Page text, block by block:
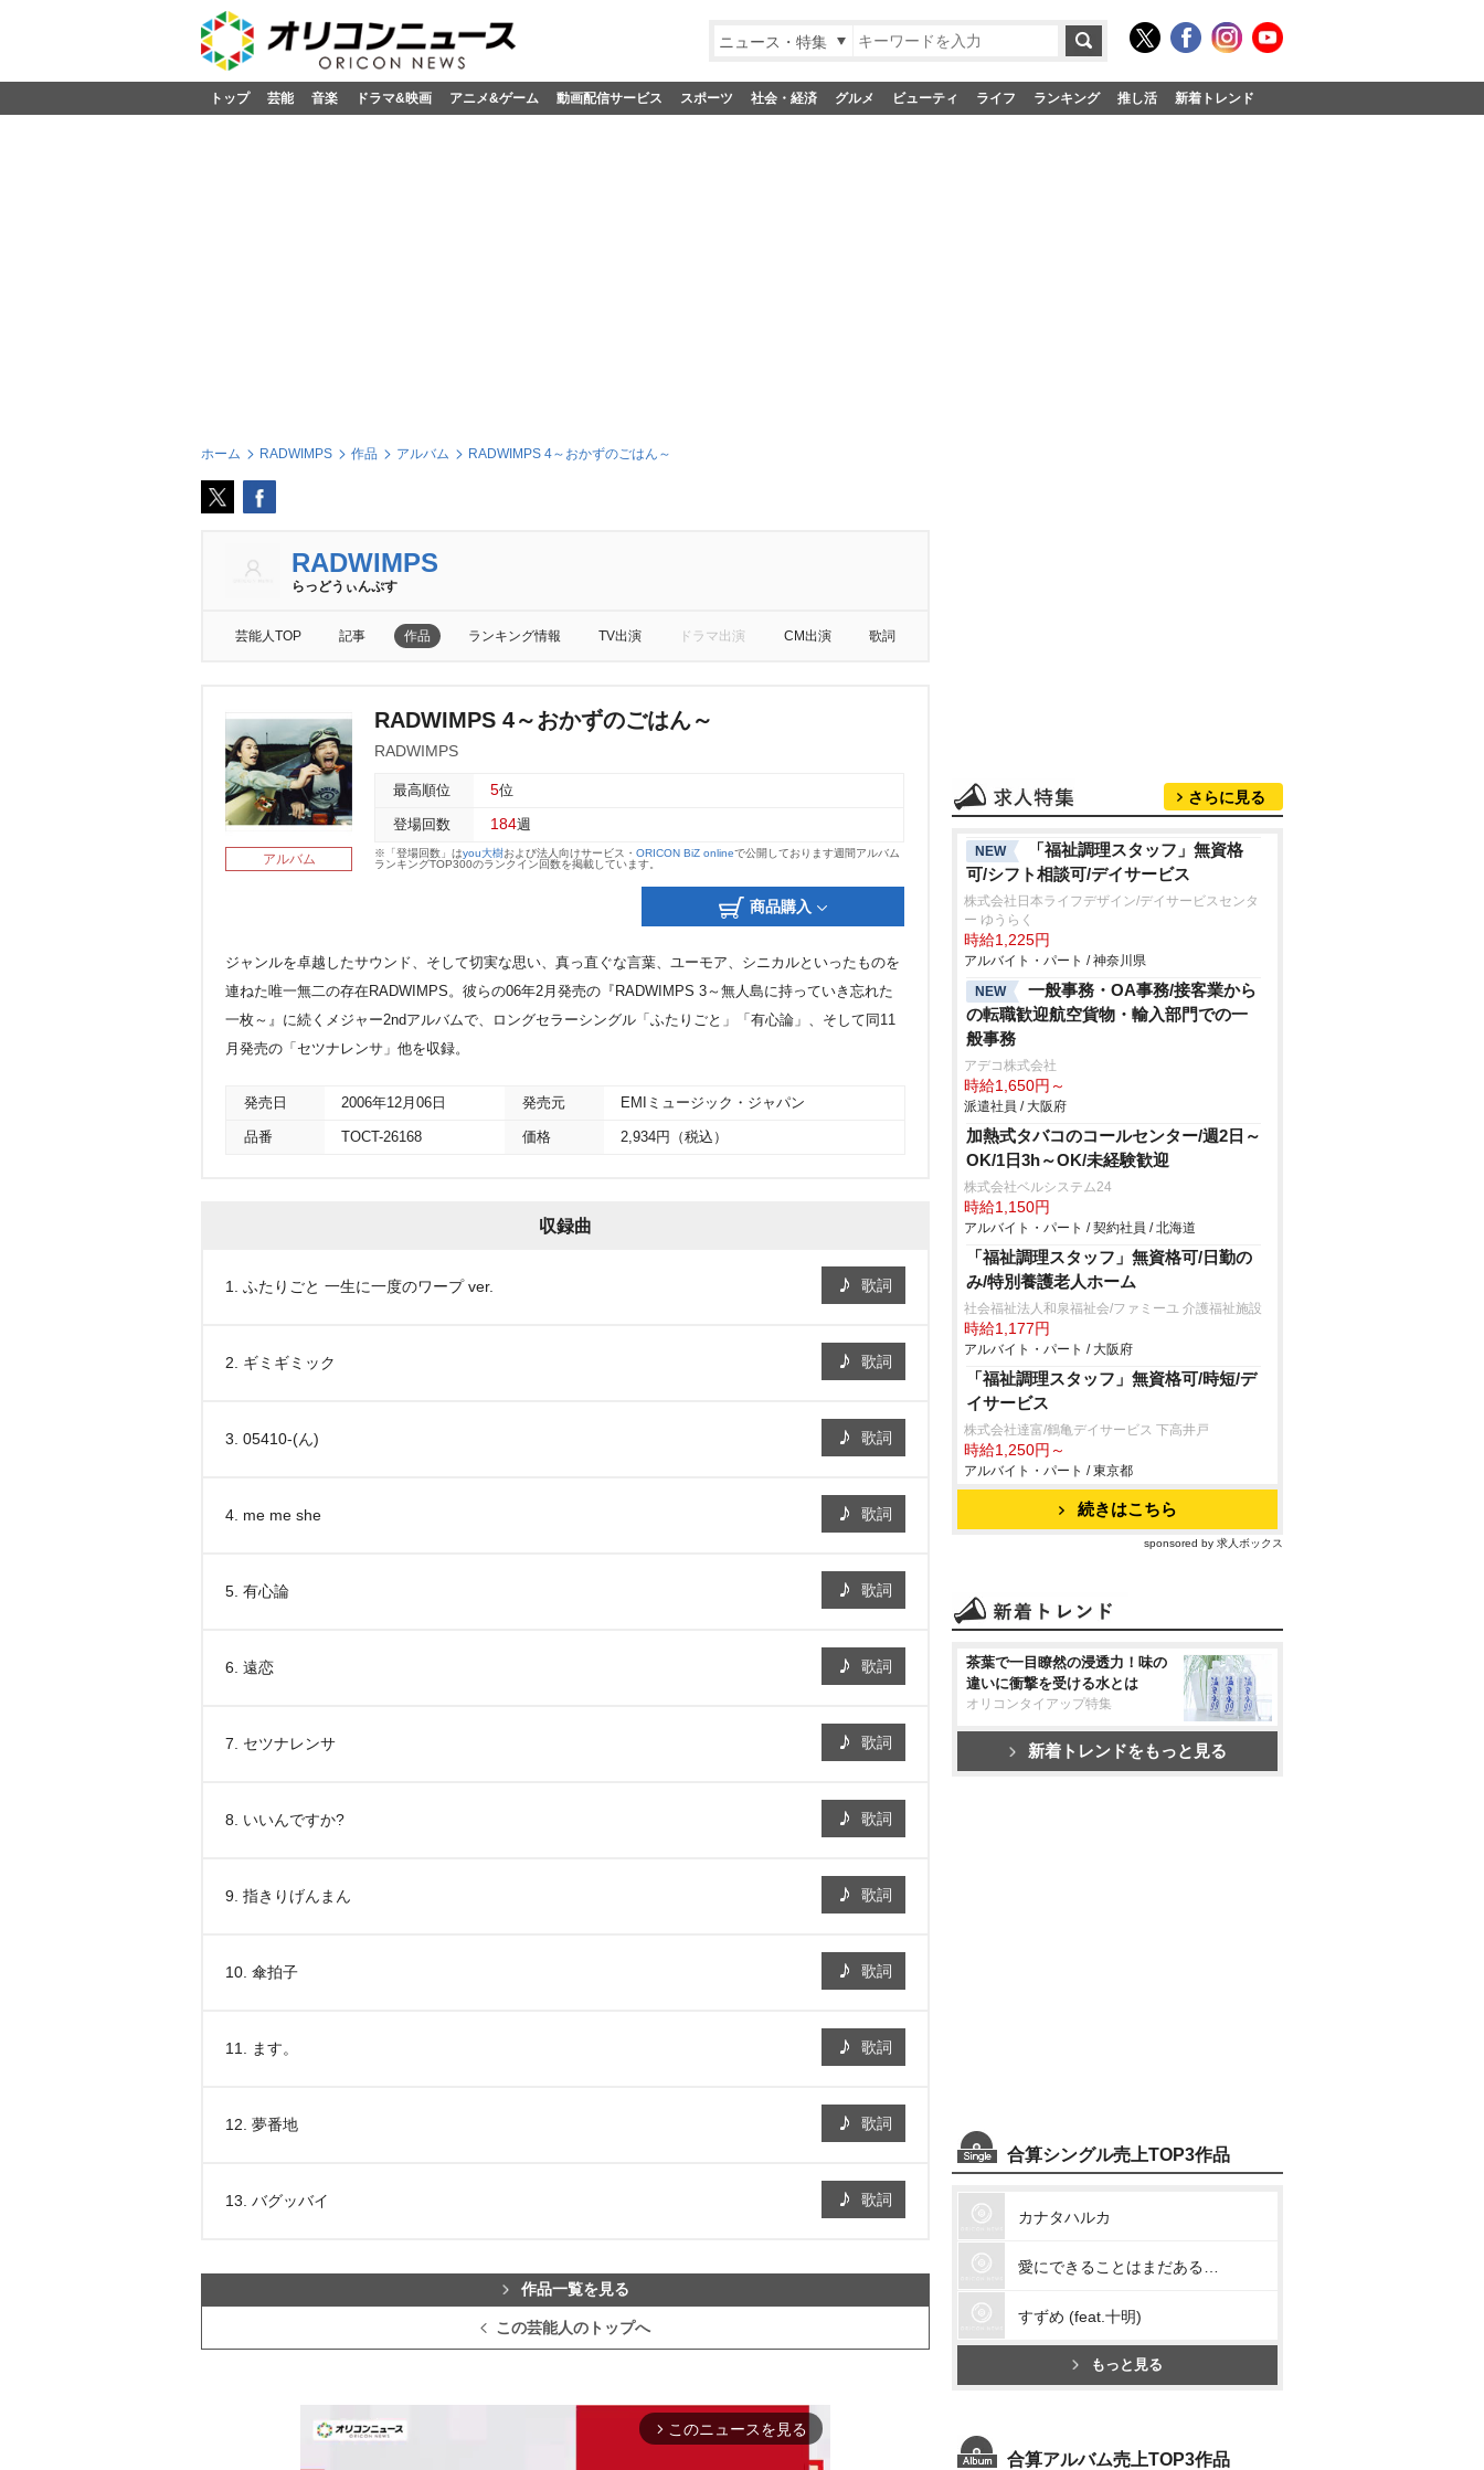
ニュース・特集
トップ 芸能 音楽 ドラマ&映画 アニメ&ゲーム 動画配信サービス スポーツ 社会・経済 グルメ ビューティ ライフ ランキング 推し活 新着トレンド
ホーム RADWIMPS 作品 アルバム RADWIMPS 4～おかずのごはん～
RADWIMPS
らっどうぃんぷす
芸能人TOP 記事 作品 ランキング情報 TV出演 ドラマ出演 CM出演 歌詞
アルバム
RADWIMPS 4～おかずのごはん～
RADWIMPS
最高順位 5位
登場回数 184週
※「登場回数」はyou大樹および法人向けサービス・ ORICON BiZ onlineで公開しております週間アルバム
ランキングTOP300のランクイン回数を掲載しています。
商品購入
ジャンルを卓越したサウンド、そして切実な思い、真っ直ぐな言葉、ユーモア、シニカルといったものを
連ねた唯一無二の存在RADWIMPS。彼らの06年2月発売の『RADWIMPS 3～無人島に持っていき忘れた
一枚～』に続くメジャー2ndアルバムで、ロングセラーシングル「ふたりごと」「有心論」、そして同11
月発売の「セツナレンサ」他を収録。
発売日 2006年12月06日 発売元 EMIミュージック・ジャパン
品番 TOCT-26168 価格 2,934円（税込）
収録曲
1. ふたりごと 一生に一度のワープ ver. 歌詞
2. ギミギミック 歌詞
3. 05410-(ん) 歌詞
4. me me she 歌詞
5. 有心論 歌詞
6. 遠恋 歌詞
7. セツナレンサ 歌詞
8. いいんですか? 歌詞
9. 指きりげんまん 歌詞
10. 傘拍子 歌詞
11. ます。 歌詞
12. 夢番地 歌詞
13. バグッバイ 歌詞
作品一覧を見る
この芸能人のトップへ
arrow_forward_ios このニュースを見る
さらに見る
NEW
「福祉調理スタッフ」無資格
可/シフト相談可/デイサービス
株式会社日本ライフデザイン/デイサービスセンタ
ー ゆうらく
時給1,225円
アルバイト・パート / 神奈川県
NEW
一般事務・OA事務/接客業から
の転職歓迎航空貨物・輸入部門での一
般事務
アデコ株式会社
時給1,650円～
派遣社員 / 大阪府
加熱式タバコのコールセンター/週2日～
OK/1日3h～OK/未経験歓迎
株式会社ベルシステム24
時給1,150円
アルバイト・パート / 契約社員 / 北海道
「福祉調理スタッフ」無資格可/日勤の
み/特別養護老人ホーム
社会福祉法人和泉福祉会/ファミーユ 介護福祉施設
時給1,177円
アルバイト・パート / 大阪府
「福祉調理スタッフ」無資格可/時短/デ
イサービス
株式会社達富/鶴亀デイサービス 下高井戸
時給1,250円～
アルバイト・パート / 東京都
続きはこちら
sponsored by 求人ボックス
茶葉で一目瞭然の浸透力！味の
違いに衝撃を受ける水とは
オリコンタイアップ特集
新着トレンドをもっと見る
合算シングル売上TOP3作品
カナタハルカ
すずめ (feat.十明)
もっと見る
合算アルバム売上TOP3作品